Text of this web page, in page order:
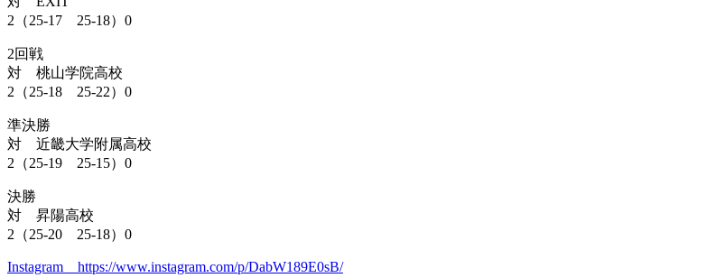
2（25-17 25-18）0
2回戦
対 桃山学院高校
2（25-18 25-22）0
準決勝
対 近畿大学附属高校
2（25-19 25-15）0
決勝
対 昇陽高校
2（25-20 25-18）0
Instagram https://www.instagram.com/p/DabW189E0sB/